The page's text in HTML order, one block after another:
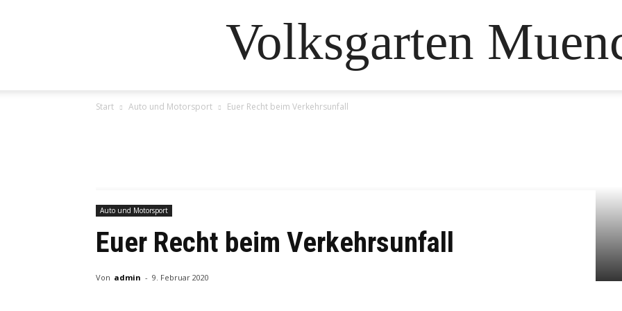
Volksgarten
Start Auto und Motorsport Euer Recht beim Verkehrsunfall
Auto und Motorsport
Euer Recht beim Verkehrsunfall
Von admin - 9. Februar 2020